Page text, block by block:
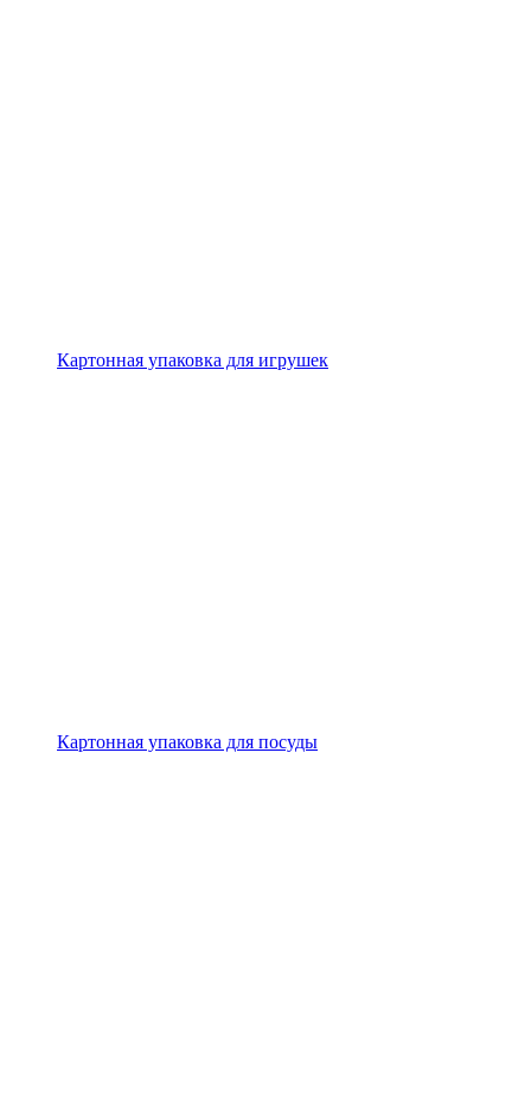
Картонная упаковка для игрушек
Картонная упаковка для посуды